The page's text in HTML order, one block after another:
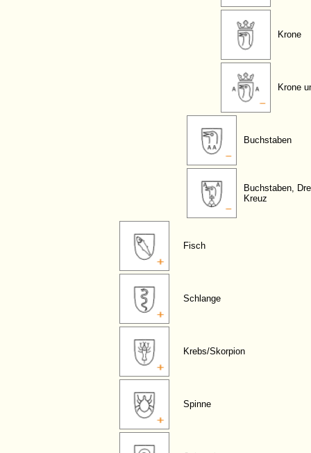
Krone
Krone
Buchstaben
Buchstaben,
Kreuz
Fisch
Schlange
Krebs/Skorpion
Spinne